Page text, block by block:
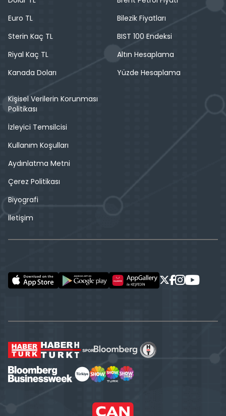
Euro TL
Sterin Kaç TL
Riyal Kaç TL
Kanada Doları
Bilezik Fiyatları
BIST 100 Endeksi
Altın Hesaplama
Yüzde Hesaplama
Kişisel Verilerin Korunması
Politikası
İzleyici Temsilcisi
Kullanım Koşulları
Aydınlatma Metni
Çerez Politikası
Biyografi
İletişim